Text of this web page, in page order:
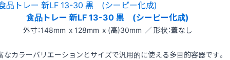
食品トレー 新LF 13-30 黒 (シーピー化成)
外寸：148mm x 128mm x (高)30mm ／ 形状：蓋なし
なカラーバリエーションとサイズで汎用的に使える多目的容器です。